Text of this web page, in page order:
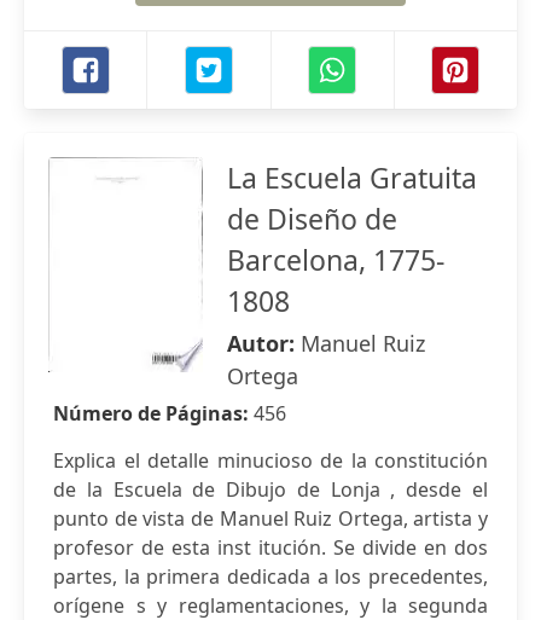
La Escuela Gratuita
de Diseño de
Barcelona, 1775-
1808
Autor: Manuel Ruiz
Ortega
Número de Páginas: 456
Explica el detalle minucioso de la constitución
de la Escuela de Dibujo de Lonja , desde el
punto de vista de Manuel Ruiz Ortega, artista y
profesor de esta inst itución. Se divide en dos
partes, la primera dedicada a los precedentes,
orígene s y reglamentaciones, y la segunda